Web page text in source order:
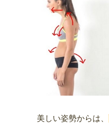
美しい姿勢からは、